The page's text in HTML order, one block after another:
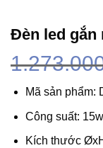
Đèn led gắn
Mã sản phẩm:
Công suất: 15w
Kích thước